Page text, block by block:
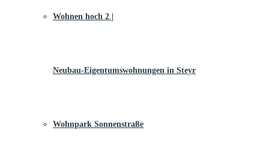
Wohnen hoch 2 |
Neubau-Eigentumswohnungen in Steyr
Wohnpark Sonnenstraße